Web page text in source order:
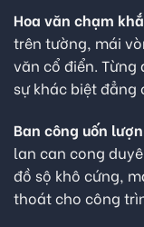
Hoa văn chạm
trên tường, mái
văn cổ điển.
sự khác biệt đẳng
Ban công uốn
lan can cong
đồ sộ khô cứng,
thoát cho công